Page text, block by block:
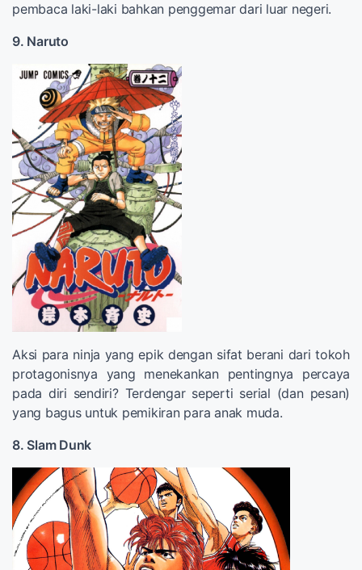
pembaca laki-laki bahkan penggemar dari luar negeri.
9. Naruto
Aksi para ninja yang epik dengan sifat berani dari tokoh
protagonisnya yang menekankan pentingnya percaya
pada diri sendiri? Terdengar seperti serial (dan pesan)
yang bagus untuk pemikiran para anak muda.
8. Slam Dunk